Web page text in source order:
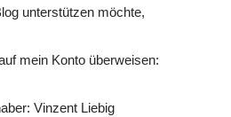
unterstützen möchte,
mein Konto überweisen:
Vinzent Liebig